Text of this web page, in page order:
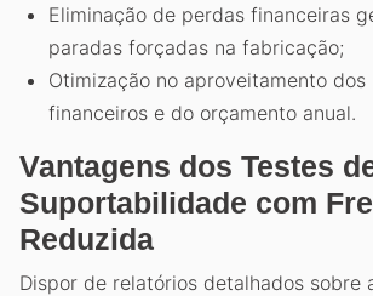
Eliminação de perdas financeiras
paradas forçadas na fabricação;
Otimização no aproveitamento dos
financeiros e do orçamento anual.
Vantagens dos Testes
Suportabilidade com
Reduzida
Dispor de relatórios detalhados sobre